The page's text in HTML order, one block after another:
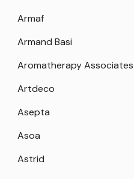
Armaf
Armand Basi
Aromatherapy Associates
Artdeco
Asepta
Asoa
Astrid